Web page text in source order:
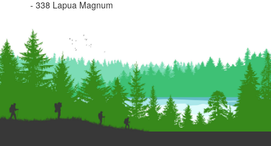
- 338 Lapua Magnum